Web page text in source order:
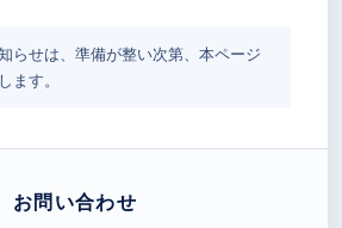
らせは、準備が整い次第、本ページ
ます。
お問い合わせ